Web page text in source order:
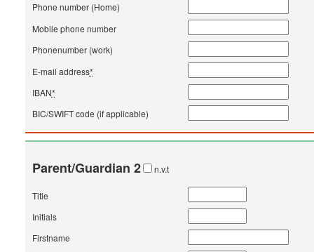
Phone number (Home)
Mobile phone number
Phonenumber (work)
E-mail address*
IBAN*
BIC/SWIFT code (if applicable)
Parent/Guardian 2 n.v.t
Title
Initials
Firstname